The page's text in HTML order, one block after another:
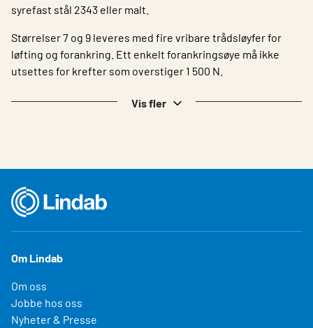
syrefast stål 2343 eller malt.
Størrelser 7 og 9 leveres med fire vribare trådsløyfer for
løfting og forankring. Ett enkelt forankringsøye må ikke
utsettes for krefter som overstiger 1 500 N.
Vis fler
Om Lindab
Om oss
Jobbe hos oss
Nyheter & Presse